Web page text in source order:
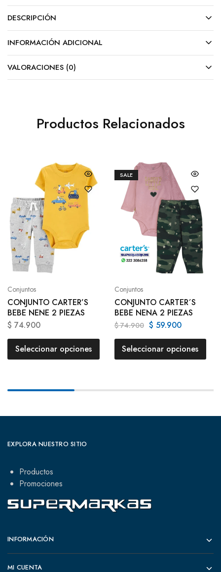
DESCRIPCIÓN
INFORMACIÓN ADICIONAL
VALORACIONES (0)
Productos Relacionados
Conjuntos
CONJUNTO CARTER’S
BEBE NENE 2 PIEZAS
$ 74.900
Seleccionar opciones
SALE
Conjuntos
CONJUNTO CARTER´S
BEBE NENA 2 PIEZAS
$74.900 $ 59.900
Seleccionar opciones
EXPLORA NUESTRO SITIO
Productos
Promociones
INFORMACIÓN
MI CUENTA